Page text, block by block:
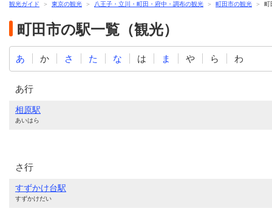
観光ガイド ＞ 東京の観光 ＞ 八王子・立川・町田・府中・調布の観光 ＞ 町田市の観光 ＞ 町
町田市の駅一覧（観光）
あ か さ た な は ま や ら わ
あ行
相原駅
あいはら
さ行
すずかけ台駅
すずかけだい